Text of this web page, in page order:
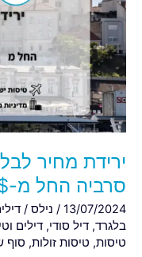
ירידת מחיר
סרביה החל מ-279$
13/07/2024
/ נילס /
בלגרד, דיל סודי, דילים
טיסות, טיסות זולות, סוף
לבלגרד,טיסות
ישירות
לבירת
סרביה
החל
מ-279$